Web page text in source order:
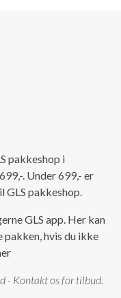
pakkeshop i
. Under 699,- er
GLS pakkeshop.
GLS app. Her kan
hvis du ikke
- Kontakt os for tilbud.